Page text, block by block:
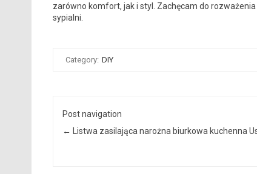
zarówno komfort, jak i styl. Zachęcam do
sypialni.
Category: DIY
Post navigation
← Listwa zasilająca narożna biurkowa kuchenna